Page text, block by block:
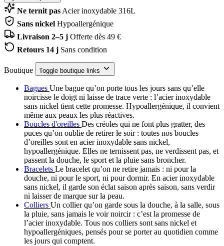
Ne ternit pas Acier inoxydable 316L
Sans nickel Hypoallergénique
Livraison 2–5 j Offerte dès 49 €
Retours 14 j Sans condition
Boutique Toggle boutique links
Bagues Une bague qu’on porte tous les jours sans qu’elle
noircisse le doigt ni laisse de trace verte : l’acier inoxydable
sans nickel tient cette promesse. Hypoallergénique, il convient
même aux peaux les plus réactives.
Boucles d'oreilles Des créoles qui ne font plus gratter, des
puces qu’on oublie de retirer le soir : toutes nos boucles
d’oreilles sont en acier inoxydable sans nickel,
hypoallergénique. Elles ne ternissent pas, ne verdissent pas, et
passent la douche, le sport et la pluie sans broncher.
Bracelets Le bracelet qu’on ne retire jamais : ni pour la
douche, ni pour le sport, ni pour dormir. En acier inoxydable
sans nickel, il garde son éclat saison après saison, sans verdir
ni laisser de marque sur la peau.
Colliers Un collier qu’on garde sous la douche, à la salle, sous
la pluie, sans jamais le voir noircir : c’est la promesse de
l’acier inoxydable. Tous nos colliers sont sans nickel et
hypoallergéniques, pensés pour se porter au quotidien comme
les jours qui comptent.